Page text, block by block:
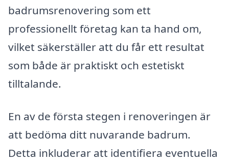
badrumsrenovering som ett
professionellt företag kan ta hand om,
vilket säkerställer att du får ett resultat
som både är praktiskt och estetiskt
tilltalande.
En av de första stegen i renoveringen är
att bedöma ditt nuvarande badrum.
Detta inkluderar att identifiera eventuella